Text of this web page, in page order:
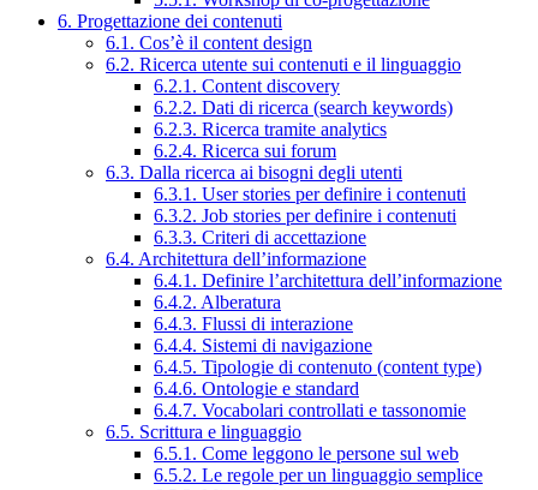
6. Progettazione dei contenuti
6.1. Cos’è il content design
6.2. Ricerca utente sui contenuti e il linguaggio
6.2.1. Content discovery
6.2.2. Dati di ricerca (search keywords)
6.2.3. Ricerca tramite analytics
6.2.4. Ricerca sui forum
6.3. Dalla ricerca ai bisogni degli utenti
6.3.1. User stories per definire i contenuti
6.3.2. Job stories per definire i contenuti
6.3.3. Criteri di accettazione
6.4. Architettura dell’informazione
6.4.1. Definire l’architettura dell’informazione
6.4.2. Alberatura
6.4.3. Flussi di interazione
6.4.4. Sistemi di navigazione
6.4.5. Tipologie di contenuto (content type)
6.4.6. Ontologie e standard
6.4.7. Vocabolari controllati e tassonomie
6.5. Scrittura e linguaggio
6.5.1. Come leggono le persone sul web
6.5.2. Le regole per un linguaggio semplice